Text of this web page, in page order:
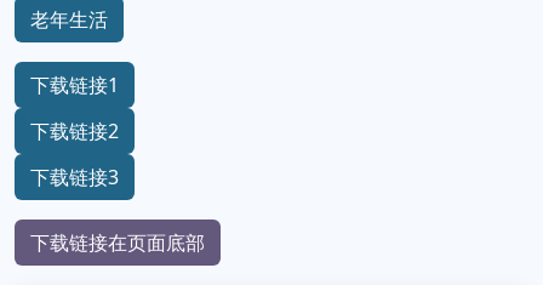
老年生活
下载链接1
下载链接2
下载链接3
下载链接在页面底部